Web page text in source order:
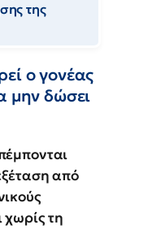
της
ο γονέας
μην δώσει
από
χωρίς τη